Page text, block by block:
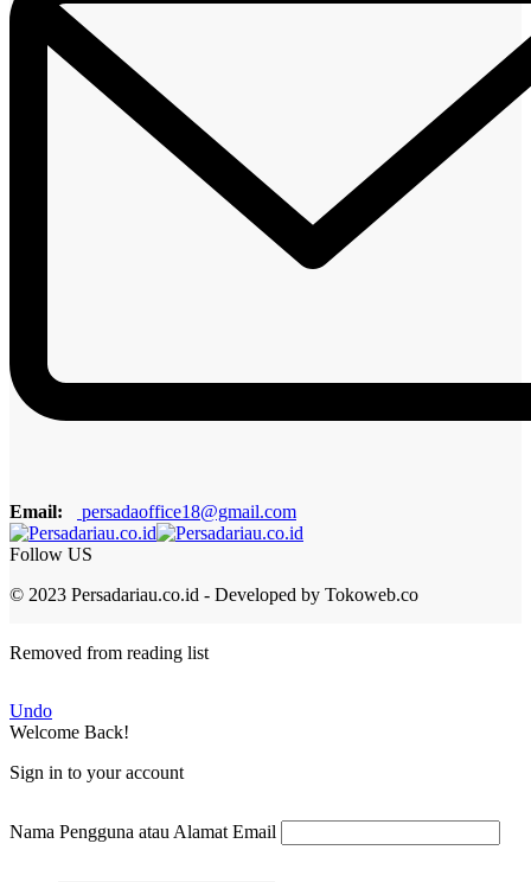
Email: persadaoffice18@gmail.com
Follow US
© 2023 Persadariau.co.id - Developed by Tokoweb.co
Removed from reading list
Undo
Welcome Back!
Sign in to your account
Nama Pengguna atau Alamat Email